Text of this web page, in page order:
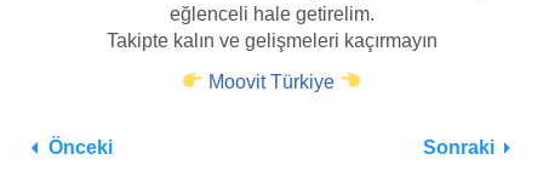
eğlenceli hale getirelim.
Takipte kalın ve gelişmeleri kaçırmayın
Moovit Türkiye
Önceki Sonraki